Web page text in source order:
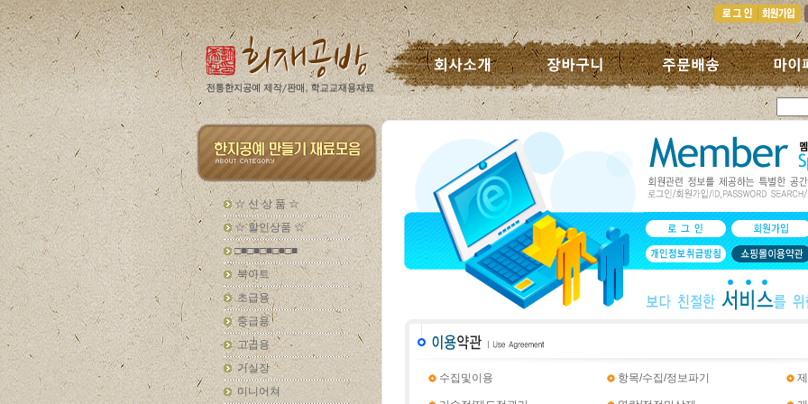
☆ 신 상 품 ☆
☆ 할인상품 ☆
□■□■□■□■□■
북아트
초급용
중급용
고급용
거실장
미니어쳐
수집및이용 항목/수집/정보파기